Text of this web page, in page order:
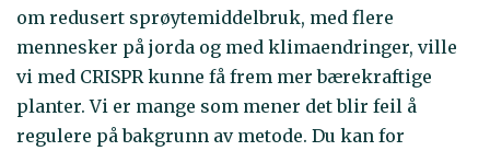
om redusert sprøytemiddelbruk, med flere
mennesker på jorda og med klimaendringer, ville
vi med CRISPR kunne få frem mer bærekraftige
planter. Vi er mange som mener det blir feil å
regulere på bakgrunn av metode. Du kan for